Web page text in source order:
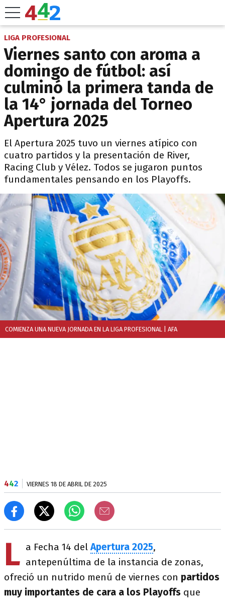
LIGA PROFESIONAL
Viernes santo con aroma a
domingo de fútbol: así
culminó la primera tanda de
la 14° jornada del Torneo
Apertura 2025
El Apertura 2025 tuvo un viernes atípico con
cuatro partidos y la presentación de River,
Racing Club y Vélez. Todos se jugaron puntos
fundamentales pensando en los Playoffs.
COMIENZA UNA NUEVA JORNADA EN LA LIGA PROFESIONAL | AFA
442 VIERNES 18 DE ABRIL DE 2025
L a Fecha 14 del Apertura 2025,
antepenúltima de la instancia de zonas,
ofreció un nutrido menú de viernes con partidos
muy importantes de cara a los Playoffs que